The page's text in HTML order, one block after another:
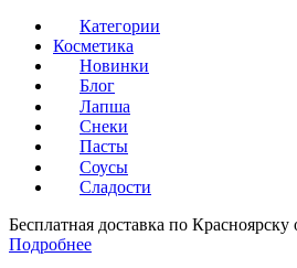
Категории
Косметика
Новинки
Блог
Лапша
Снеки
Пасты
Соусы
Сладости
Бесплатная доставка по Красноярску
Подробнее